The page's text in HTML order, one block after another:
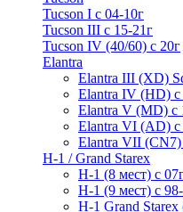
Tucson I c 04-10г
Tucson III с 15-21г
Tucson IV (40/60) с 20г
Elantra
Elantra III (XD)
Elantra IV (HD) с
Elantra V (MD) c
Elantra VI (AD) с
Elantra VII (CN7)
H-1 / Grand Starex
H-1 (8 мест) c
H-1 (9 мест) c
H-1 Grand Starex